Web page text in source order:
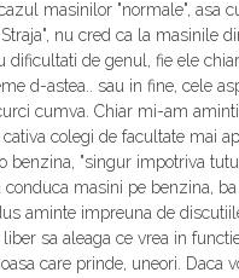
masinilor "normale", asa
nu cred ca la masinile
de genul, fie ele
d-astea.. sau in fine, cele
cumva. Chiar mi-am
colegi de facultate mai
benzina, "singur impotriva
masini pe benzina,
aminte impreuna de
sa aleaga ce vrea in
care prinde, uneori. Daca